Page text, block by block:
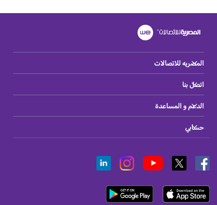
المصريه للاتصالات
اتصل بنا
الدعم و المساعدة
حسابي